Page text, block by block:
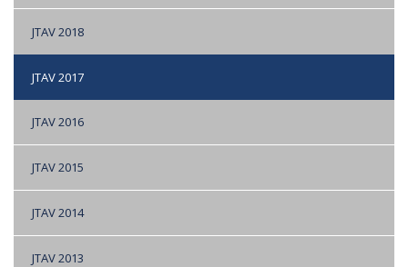
JTAV 2018
JTAV 2017
JTAV 2016
JTAV 2015
JTAV 2014
JTAV 2013